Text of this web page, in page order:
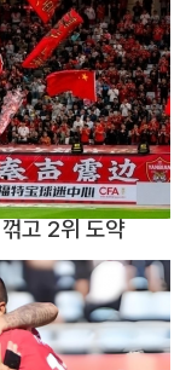
고 2위 도약